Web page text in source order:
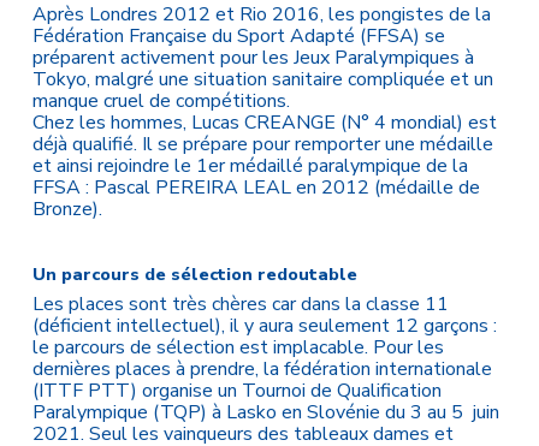
Après Londres 2012 et Rio 2016, les pongistes de la
Fédération Française du Sport Adapté (FFSA) se
préparent activement pour les Jeux Paralympiques à
Tokyo, malgré une situation sanitaire compliquée et un
manque cruel de compétitions.
Chez les hommes, Lucas CREANGE (N° 4 mondial) est
déjà qualifié. Il se prépare pour remporter une médaille
et ainsi rejoindre le 1er médaillé paralympique de la
FFSA : Pascal PEREIRA LEAL en 2012 (médaille de
Bronze).
Un parcours de sélection redoutable
Les places sont très chères car dans la classe 11
(déficient intellectuel), il y aura seulement 12 garçons :
le parcours de sélection est implacable. Pour les
dernières places à prendre, la fédération internationale
(ITTF PTT) organise un Tournoi de Qualification
Paralympique (TQP) à Lasko en Slovénie du 3 au 5 juin
2021. Seul les vainqueurs des tableaux dames et